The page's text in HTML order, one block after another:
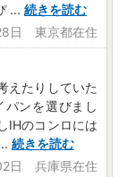
... 続きを読む
日 東京都在住
えたりしていた
パンを選びまし
IHのコンロには
続きを読む
日 兵庫県在住